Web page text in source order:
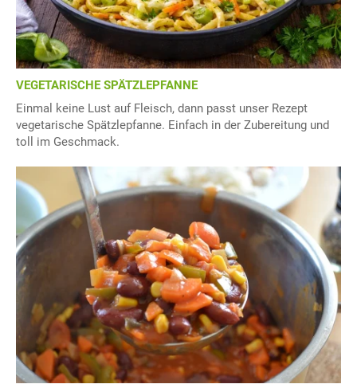
VEGETARISCHE SPÄTZLEPFANNE
Einmal keine Lust auf Fleisch, dann passt unser Rezept
vegetarische Spätzlepfanne. Einfach in der Zubereitung und
toll im Geschmack.